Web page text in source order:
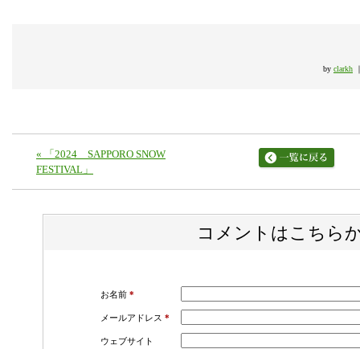
by clarkh
« 「2024 SAPPORO SNOW
FESTIVAL」
コメントはこちら
お名前 *
メールアドレス *
ウェブサイト